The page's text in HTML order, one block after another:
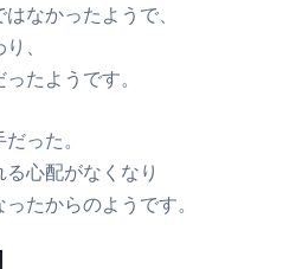
なかったようで、
、
たようです。
った。
心配がなくなり
たからのようです。